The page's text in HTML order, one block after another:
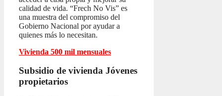
calidad de vida. “Frech No Vis” es
una muestra del compromiso del
Gobierno Nacional por ayudar a
quienes más lo necesitan.
Vivienda 500 mil mensuales
Subsidio de vivienda Jóvenes
propietarios